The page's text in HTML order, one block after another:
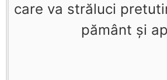
care va străluci
pământ şi